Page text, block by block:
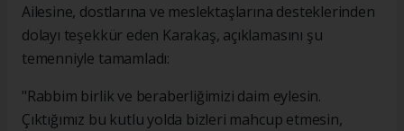
Ailesine, dostlarına ve meslektaşlarına desteklerinden
dolayı teşekkür eden Karakaş, açıklamasını şu
temenniyle tamamladı:
"Rabbim birlik ve beraberliğimizi daim eylesin.
Çıktığımız bu kutlu yolda bizleri mahcup etmesin,